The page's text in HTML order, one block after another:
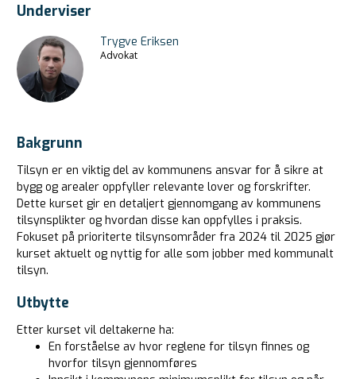
Underviser
Trygve Eriksen
Advokat
Bakgrunn
Tilsyn er en viktig del av kommunens ansvar for å sikre at
bygg og arealer oppfyller relevante lover og forskrifter.
Dette kurset gir en detaljert gjennomgang av kommunens
tilsynsplikter og hvordan disse kan oppfylles i praksis.
Fokuset på prioriterte tilsynsområder fra 2024 til 2025 gjør
kurset aktuelt og nyttig for alle som jobber med kommunalt
tilsyn.
Utbytte
Etter kurset vil deltakerne ha:
En forståelse av hvor reglene for tilsyn finnes og
hvorfor tilsyn gjennomføres